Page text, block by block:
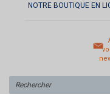
NOTRE BOUTIQUE EN